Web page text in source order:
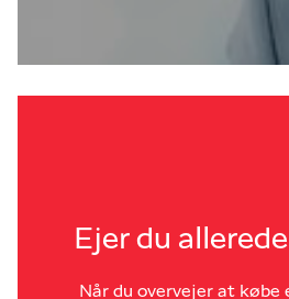
Ejer du
Når du overvejer at købe